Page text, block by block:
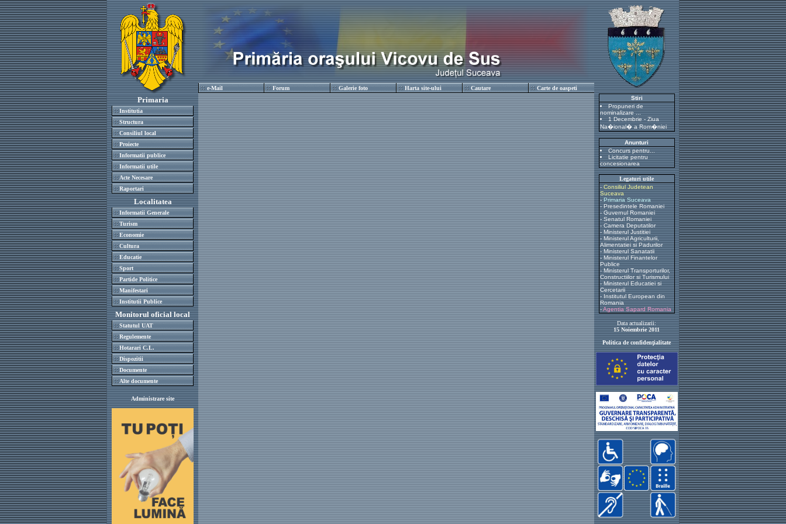
e-Mail Forum Galerie foto Harta site-ului Cautare Carte de oaspeti
Primaria
Institutia
Structura
Consiliul local
Proiecte
Informatii publice
Informatii utile
Acte Necesare
Raportari
Localitatea
Informatii Generale
Turism
Economie
Cultura
Educatie
Sport
Partide Politice
Manifestari
Institutii Publice
Monitorul oficial local
Statutul UAT
Regulemente
Hotarari C.L.
Dispozitii
Documente
Alte documente
Administrare site
Stiri
Propuneri de
nominalizare ...
1 Decembrie - Ziua
Na�ional� a Rom�niei
Anunturi
Concurs pentru...
Licitatie pentru
concesionarea
Legaturi utile
-Consiliul Judetean
Suceava
-Primaria Suceava
-Presedintele Romaniei
-Guvernul Romaniei
-Senatul Romaniei
-Camera Deputatilor
-Ministerul Justitiei
-Ministerul Agriculturii,
Alimentatiei si Padurilor
-Ministerul Sanatatii
-Ministerul Finantelor
Publice
-Ministerul Transporturilor,
Constructiilor si Turismului
-Ministerul Educatiei si
Cercetarii
-Institutul European din
Romania
-Agentia Sapard Romania
Data actualizarii:
15 Noiembrie 2011
Politica de confidenţialitate